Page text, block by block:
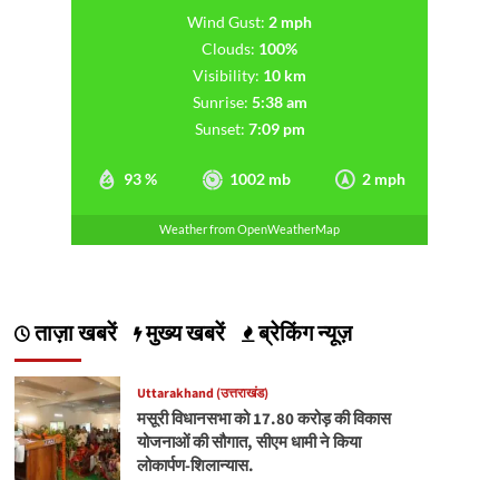
93 % 1002 mb 2 mph
Wind Gust: 2 mph
Clouds: 100%
Visibility: 10 km
Sunrise: 5:38 am
Sunset: 7:09 pm
Weather from OpenWeatherMap
ताज़ा खबरें मुख्य खबरें ब्रेकिंग न्यूज़
Uttarakhand (उत्तराखंड)
मसूरी विधानसभा को 17.80 करोड़ की विकास
योजनाओं की सौगात, सीएम धामी ने किया
लोकार्पण-शिलान्यास.